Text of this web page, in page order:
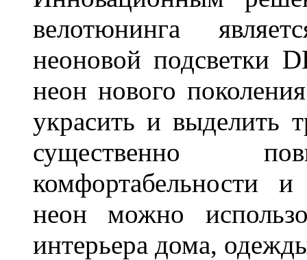
велотюнинга
неоновой подсветки
неон нового
украсить и выделить
существенно
комфортабельности
неон можно
интерьера дома,